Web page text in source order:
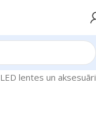
LED lentes un aksesuāri